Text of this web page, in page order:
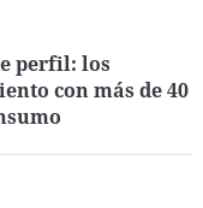
perfil: los
con más de 40